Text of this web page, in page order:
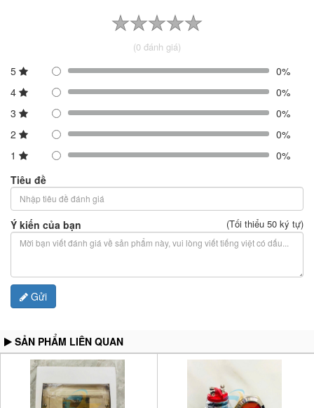
(0 đánh giá)
5
0%
4
0%
3
0%
2
0%
1
0%
Tiêu đề
Ý kiến của bạn (Tối thiểu 50 ký tự)
Gửi
SẢN PHẨM LIÊN QUAN